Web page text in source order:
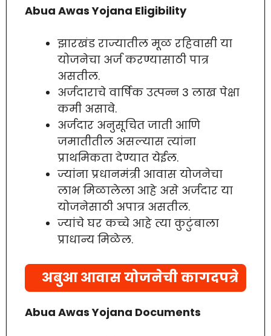
Abua Awas Yojana Eligibility
झारखंड राज्यातील मूळ रहिवासी या
योजनेचा अर्ज करण्यासाठी पात्र
असतील.
अर्जदाराचे वार्षिक उत्पन्न 3 लाख पेक्षा
कमी असावे.
अर्जदार अनुसूचित जाती आणि
जमातीतील असल्यास त्यांना
प्राथमिकता देण्यात येईल.
ज्यांना प्रधानमंत्री आवास योजनेचा
लाभ मिळालेला आहे असे अर्जदार या
योजनेसाठी अपात्र असतील.
ज्यांचे घर कच्चे आहे त्या कुटुंबाला
प्राधान्य मिळेल.
अबुआ आवास योजनेची कागदपत्रे
Abua Awas Yojana Documents